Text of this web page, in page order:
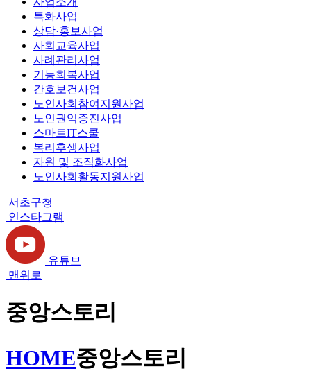
특화사업
상담·홍보사업
사회교육사업
사례관리사업
기능회복사업
간호보건사업
노인사회참여지원사업
노인권익증진사업
스마트IT스쿨
복리후생사업
자원 및 조직화사업
노인사회활동지원사업
서초구청
인스타그램
유튜브
맨위로
중앙스토리
HOME중앙스토리